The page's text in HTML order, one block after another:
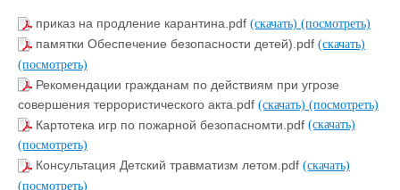
приказ на продление карантина.pdf (скачать) (посмотреть)
памятки Обеспечение безопасности детей).pdf (скачать)
(посмотреть)
Рекомендации гражданам по действиям при угрозе
совершения террористического акта.pdf (скачать) (посмотреть)
Картотека игр по пожарной безопасномти.pdf (скачать)
(посмотреть)
Консультация Детский травматизм летом.pdf (скачать)
(посмотреть)